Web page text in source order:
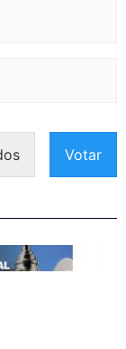
Votar